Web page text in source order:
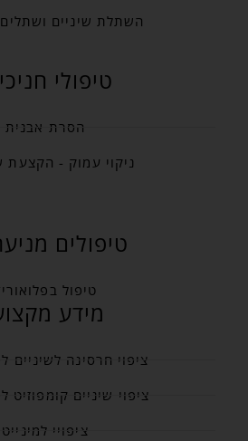
השתלת שיניים ושתלים
טיפולי
הסרת אבנית
ניקוי עמוק - הקצעת
טיפולים
טיפול בפלואוריד
מידע מקצועי
ציפוי חרסינה לשיניים
ציפוי שיניים קומפוזיט
ציפויי למינייט